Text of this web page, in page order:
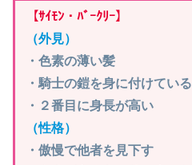
【ｻｲﾓﾝ・ﾊﾞｰｸﾘｰ】
（外見）
・色素の薄い髪
・騎士の鎧を身に付けている
・２番目に身長が高い
（性格）
・傲慢で他者を見下す